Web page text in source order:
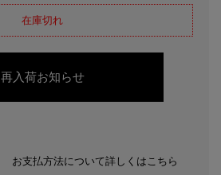
在庫切れ
再入荷お知らせ
お支払方法について詳しくはこちら